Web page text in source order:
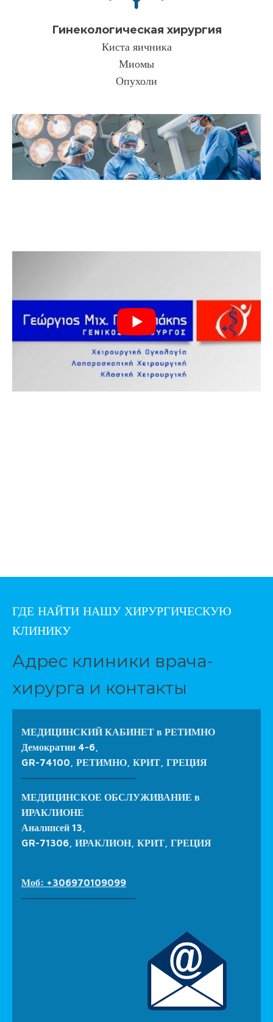
Гинекологическая хирургия
Киста яичника
Миомы
Опухоли
ГДЕ НАЙТИ НАШУ ХИРУРГИЧЕСКУЮ
КЛИНИКУ
Адрес клиники врача-
хирурга и контакты
МЕДИЦИНСКИЙ КАБИНЕТ в РЕТИМНО
Демократии 4-6,
GR-74100, РЕТИМНО, КРИТ, ГРЕЦИЯ
МЕДИЦИНСКОЕ ОБСЛУЖИВАНИЕ в
ИРАКЛИОНЕ
Аналипсей 13,
GR-71306, ИРАКЛИОН, КРИТ, ГРЕЦИЯ
Моб: +306970109099